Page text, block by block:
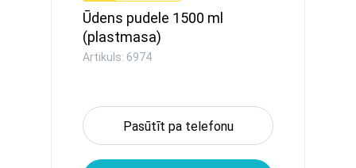
Ūdens pudele 1500 ml
(plastmasa)
Artikuls: 6974
Pasūtīt pa telefonu